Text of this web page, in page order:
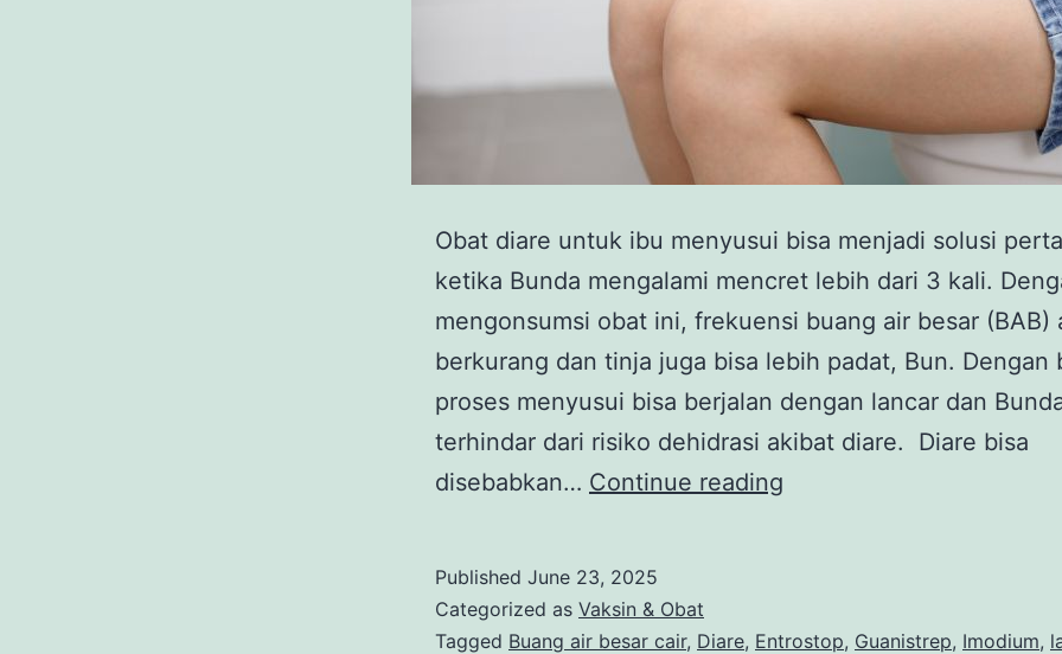
Obat diare untuk ibu menyusui bisa menjadi solusi
ketika Bunda mengalami mencret lebih dari 3 kali.
mengonsumsi obat ini, frekuensi buang air besar (BAB)
berkurang dan tinja juga bisa lebih padat, Bun. Dengan
proses menyusui bisa berjalan dengan lancar dan
terhindar dari risiko dehidrasi akibat diare. Diare bisa
disebabkan… Continue reading
Ibu
Published June 23, 2025
Categorized as Vaksin & Obat
Tagged Buang air besar cair, Diare, Entrostop, Guanistrep, Imodium,